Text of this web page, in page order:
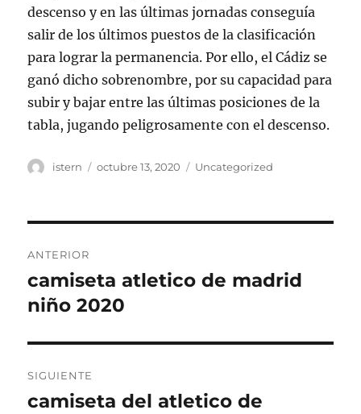
descenso y en las últimas jornadas conseguía
salir de los últimos puestos de la clasificación
para lograr la permanencia. Por ello, el Cádiz se
ganó dicho sobrenombre, por su capacidad para
subir y bajar entre las últimas posiciones de la
tabla, jugando peligrosamente con el descenso.
Autor
istern
Publicado
octubre 13, 2020 Categorías
Uncategorized
de
entradas
ANTERIOR
Entrada
anterior:
camiseta atletico de madrid
niño 2020
SIGUIENTE
Entrada
camiseta del atletico de